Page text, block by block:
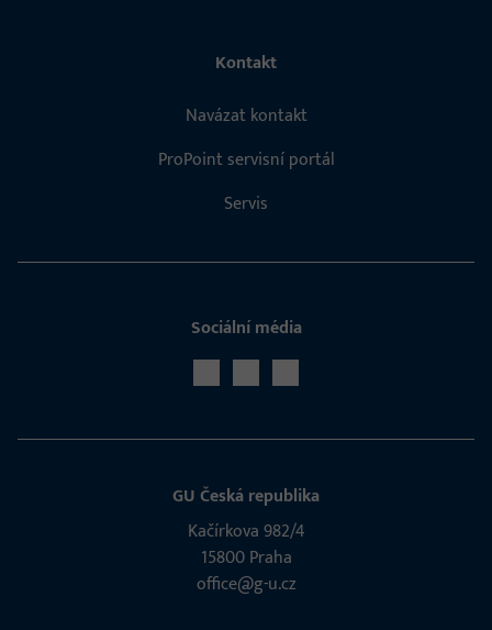
Kontakt
Navázat kontakt
ProPoint servisní portál
Servis
Sociální média
GU Česká republika
Kačírkova 982/4
15800 Praha
office@g-u.cz